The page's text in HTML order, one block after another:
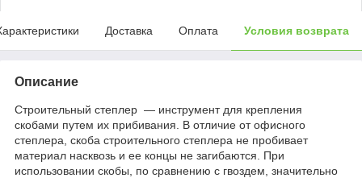
Доставка Оплата Условия возврата
Описание
Строительный степлер — инструмент для крепления
скобами путем их прибивания. В отличие от офисного
степлера, скоба строительного степлера не пробивает
материал насквозь и ее концы не загибаются. При
использовании скобы, по сравнению с гвоздем, значительно